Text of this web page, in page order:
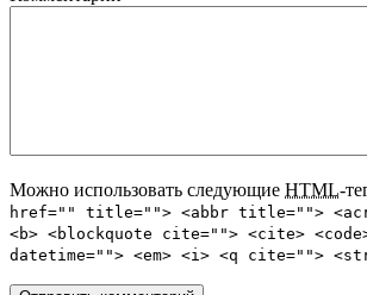
Можно использовать следующие HTML-
href="" title=""> <abbr title="">
<b> <blockquote cite=""> <cite>
datetime=""> <em> <i> <q cite="">